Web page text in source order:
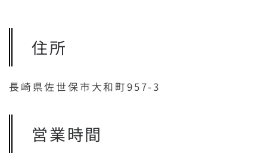
住所
長崎県佐世保市大和町957-3
営業時間